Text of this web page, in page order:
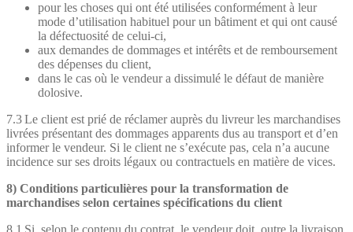
pour les choses qui ont été utilisées conformément à leur
mode d’utilisation habituel pour un bâtiment et qui ont causé
la défectuosité de celui-ci,
aux demandes de dommages et intérêts et de remboursement
des dépenses du client,
dans le cas où le vendeur a dissimulé le défaut de manière
dolosive.
7.3 Le client est prié de réclamer auprès du livreur les marchandises
livrées présentant des dommages apparents dus au transport et d’en
informer le vendeur. Si le client ne s’exécute pas, cela n’a aucune
incidence sur ses droits légaux ou contractuels en matière de vices.
8) Conditions particulières pour la transformation de
marchandises selon certaines spécifications du client